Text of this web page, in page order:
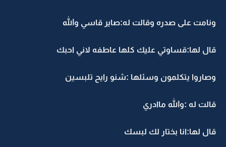
ونامت على صدره وقالت له:صاير قاسي والله
قال لها:قساوتي عليك كلها عاطفه لاني احبك
وصاروا يتكلمون وسئلها :شنو رايح تلبسين
قالت له :والله ماادري
قال لها:انا بختار لك لبسك